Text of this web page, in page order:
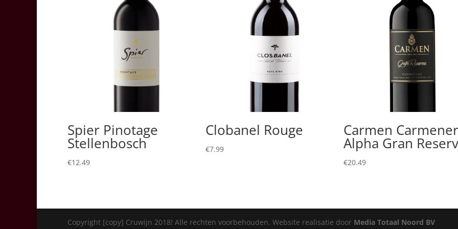
Spier Pinotage
Stellenbosch
€12.49
Clobanel Rouge
€7.99
Carmen
Alpha Gran
€20.49
Copyright [copy] Cruwijn 2018! Alle rechten voorbehouden. Website realisatie door Media Totaal Noord BV